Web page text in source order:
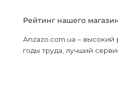
Рейтинг нашего
Anzazo.com.ua – высокий
годы труда, лучший